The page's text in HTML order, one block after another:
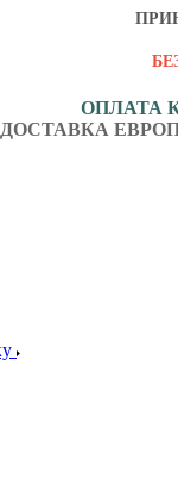
ОПЛАТА
ДОСТАВКА